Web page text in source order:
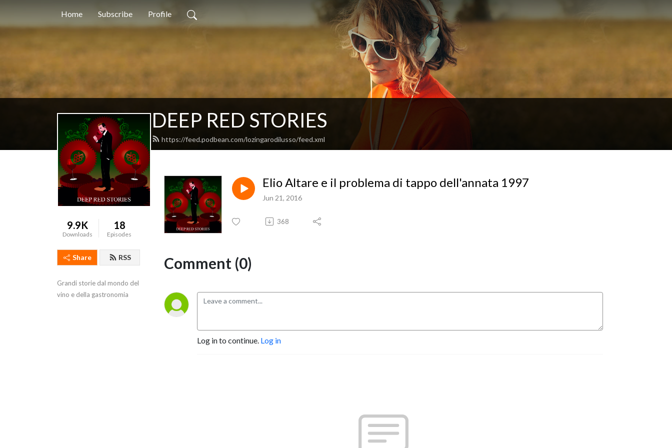
Home Subscribe Profile
DEEP RED STORIES
https://feed.podbean.com/lozingarodilusso/feed.xml
9.9K
Downloads
18
Episodes
Share RSS
Grandi storie dal mondo del
vino e della gastronomia
Elio Altare e il problema di tappo dell'annata 1997
Jun 21, 2016
368
Comment (0)
Log in to continue. Log in